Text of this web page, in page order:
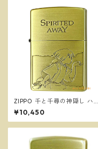
ZIPPO 千と千尋の神隠し ハク
スタジオジブリ ジッポー オイ
ルライター NZ-54
¥10,450